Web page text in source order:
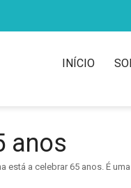
INÍCIO
anos
está a celebrar 65 anos. É